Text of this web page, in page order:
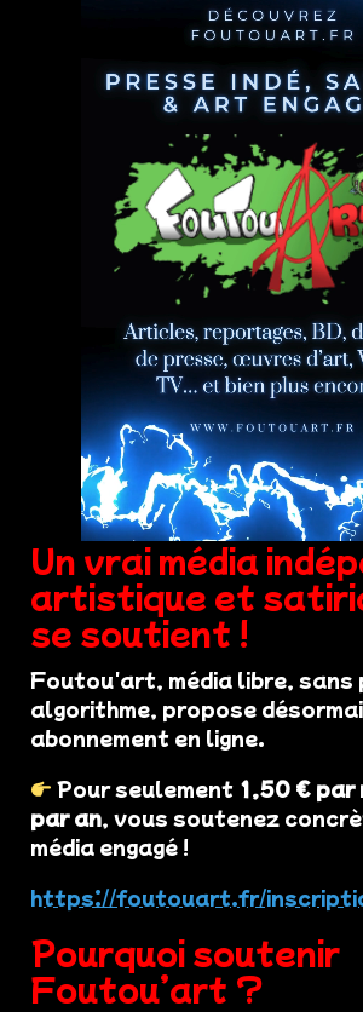
Un vrai média
artistique et
se soutient !
Foutou'art, média libre, sans
algorithme, propose
abonnement en ligne.
Pour seulement 1,50 € par
par an, vous soutenez
média engagé !
https://foutouart.fr/
Pourquoi soutenir
Foutou’art ?